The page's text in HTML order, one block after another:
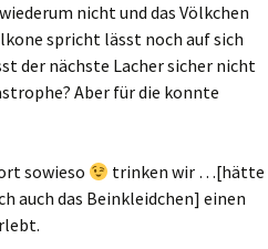
nicht und das Völkchen
spricht lässt noch auf sich
der nächste Lacher sicher nicht
Aber für die konnte
sowieso
trinken wir …[hätte
auch das Beinkleidchen] einen